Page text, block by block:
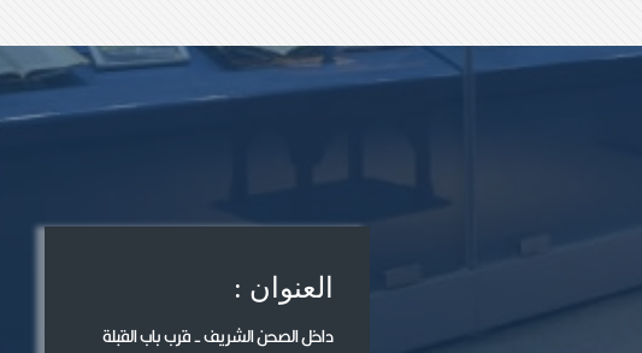
العنوان :
داخل الصحن الشريف - قرب باب القبلة